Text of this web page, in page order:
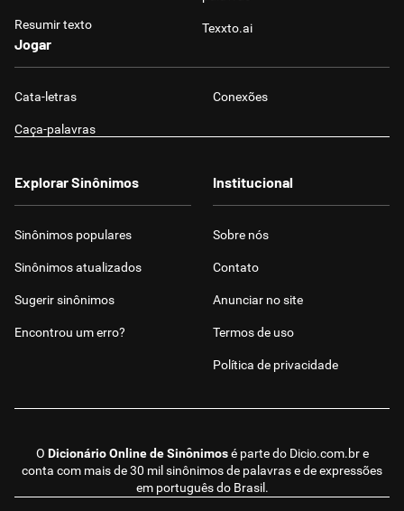
Resumir texto Texxto.ai
Jogar
Cata-letras Conexões
Caça-palavras
O Dicionário Online de Sinônimosé parte do Dicio.com.bre
conta com mais de 30 mil sinônimos de palavras e de expressões
em português do Brasil.
Explorar Sinônimos
Sinônimos populares
Sinônimos atualizados
Sugerir sinônimos
Encontrou um erro?
Institucional
Sobre nós
Contato
Anunciar no site
Termos de uso
Política de privacidade